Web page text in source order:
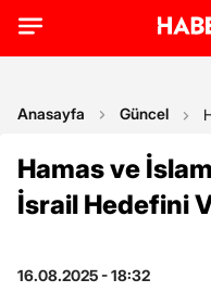
Anasayfa Güncel
Hamas ve
İsrail Hedefini
16.08.2025 - 18:32